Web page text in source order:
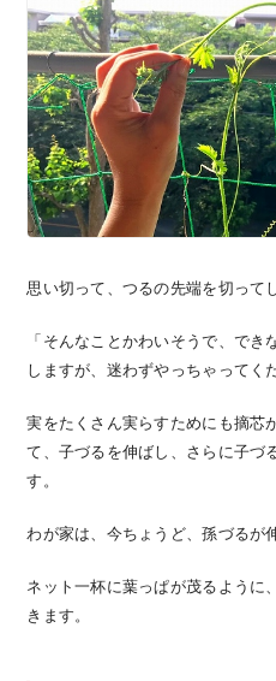
思い切って、つるの先端を切って
「そんなことかわいそうで、でき
しますが、迷わずやっちゃってく
実をたくさん実らすためにも摘芯
て、子づるを伸ばし、さらに子づ
す。
わが家は、今ちょうど、孫づるが
ネット一杯に葉っぱが茂るように
きます。